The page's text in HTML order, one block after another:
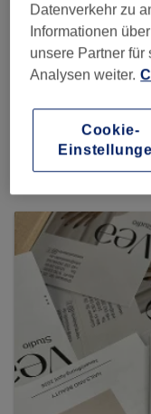
6 reviews
Köpenicker Straße
Datenverkehr zu
Informationen
unsere Partner
Analysen weiter.
Cookie-